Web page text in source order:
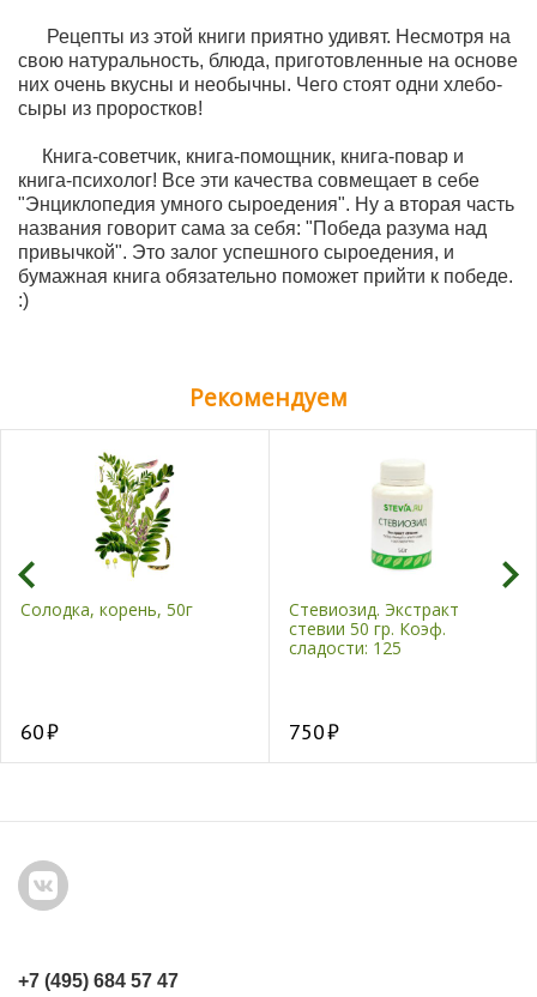
Рецепты из этой книги приятно удивят. Несмотря на
свою натуральность, блюда, приготовленные на основе
них очень вкусны и необычны. Чего стоят одни хлебо-
сыры из проростков!
Книга-советчик, книга-помощник, книга-повар и
книга-психолог! Все эти качества совмещает в себе
"Энциклопедия умного сыроедения". Ну а вторая часть
названия говорит сама за себя: "Победа разума над
привычкой". Это залог успешного сыроедения, и
бумажная книга обязательно поможет прийти к победе.
:)
Рекомендуем
Солодка, корень, 50г
60
Стевиозид. Экстракт
стевии 50 гр. Коэф.
сладости: 125
750
+7 (495) 684 57 47